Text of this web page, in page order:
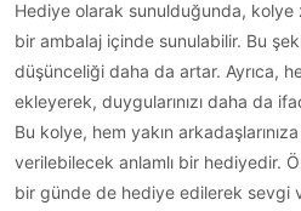
Hediye olarak sunulduğunda,
bir ambalaj içinde sunulabilir. Bu
düşünceliği daha da artar. Ayrıca,
ekleyerek, duygularınızı daha da
Bu kolye, hem yakın
verilebilecek anlamlı bir hediyedir.
bir günde de hediye edilerek sevgi